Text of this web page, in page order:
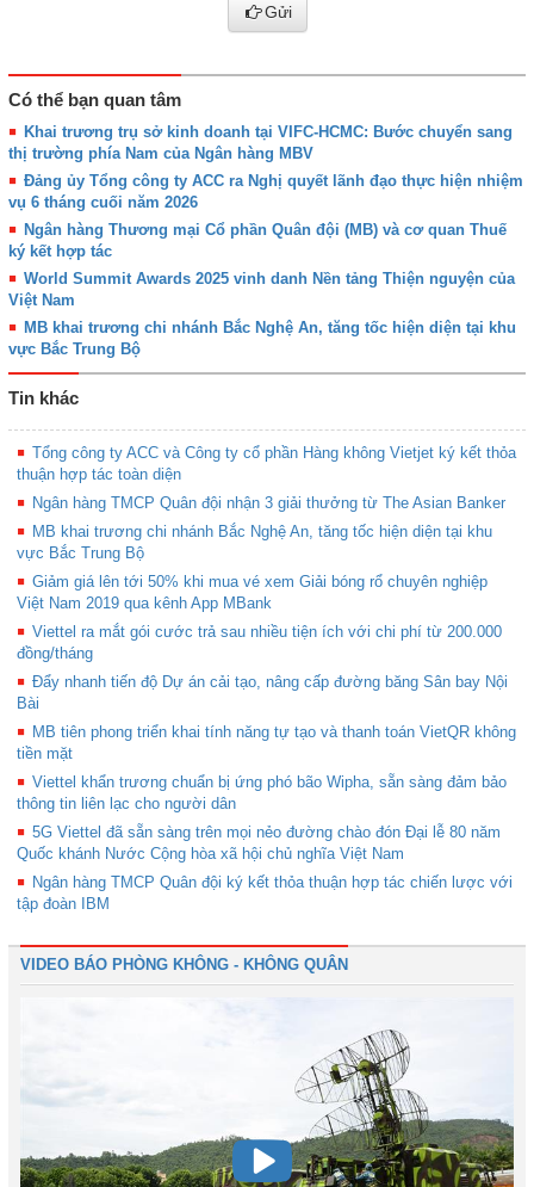
Gửi
Có thể bạn quan tâm
Khai trương trụ sở kinh doanh tại VIFC-HCMC: Bước chuyển sang
thị trường phía Nam của Ngân hàng MBV
Đảng ủy Tổng công ty ACC ra Nghị quyết lãnh đạo thực hiện nhiệm
vụ 6 tháng cuối năm 2026
Ngân hàng Thương mại Cổ phần Quân đội (MB) và cơ quan Thuế
ký kết hợp tác
World Summit Awards 2025 vinh danh Nền tảng Thiện nguyện của
Việt Nam
MB khai trương chi nhánh Bắc Nghệ An, tăng tốc hiện diện tại khu
vực Bắc Trung Bộ
Tin khác
Tổng công ty ACC và Công ty cổ phần Hàng không Vietjet ký kết thỏa
thuận hợp tác toàn diện
Ngân hàng TMCP Quân đội nhận 3 giải thưởng từ The Asian Banker
MB khai trương chi nhánh Bắc Nghệ An, tăng tốc hiện diện tại khu
vực Bắc Trung Bộ
Giảm giá lên tới 50% khi mua vé xem Giải bóng rổ chuyên nghiệp
Việt Nam 2019 qua kênh App MBank
Viettel ra mắt gói cước trả sau nhiều tiện ích với chi phí từ 200.000
đồng/tháng
Đẩy nhanh tiến độ Dự án cải tạo, nâng cấp đường băng Sân bay Nội
Bài
MB tiên phong triển khai tính năng tự tạo và thanh toán VietQR không
tiền mặt
Viettel khẩn trương chuẩn bị ứng phó bão Wipha, sẵn sàng đảm bảo
thông tin liên lạc cho người dân
5G Viettel đã sẵn sàng trên mọi nẻo đường chào đón Đại lễ 80 năm
Quốc khánh Nước Cộng hòa xã hội chủ nghĩa Việt Nam
Ngân hàng TMCP Quân đội ký kết thỏa thuận hợp tác chiến lược với
tập đoàn IBM
VIDEO BÁO PHÒNG KHÔNG - KHÔNG QUÂN